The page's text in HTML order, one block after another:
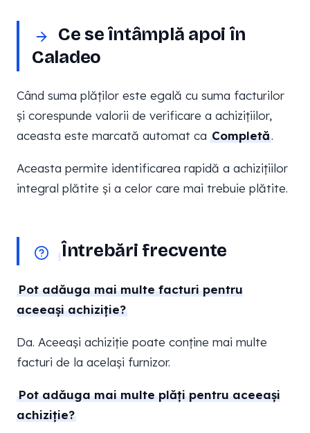
Ce se întâmplă apoi în
Caladeo
Când suma plăților este egală cu suma facturilor
și corespunde valorii de verificare a achizițiilor,
aceasta este marcată automat ca Completă.
Aceasta permite identificarea rapidă a achizițiilor
integral plătite și a celor care mai trebuie plătite.
Întrebări frecvente
Pot adăuga mai multe facturi pentru
aceeași achiziție?
Da. Aceeași achiziție poate conține mai multe
facturi de la același furnizor.
Pot adăuga mai multe plăți pentru aceeași
achiziție?